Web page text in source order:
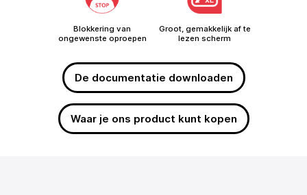
Blokkering van
ongewenste oproepen
Groot, gemakkelijk af te
lezen scherm
De documentatie downloaden
Waar je ons product kunt kopen